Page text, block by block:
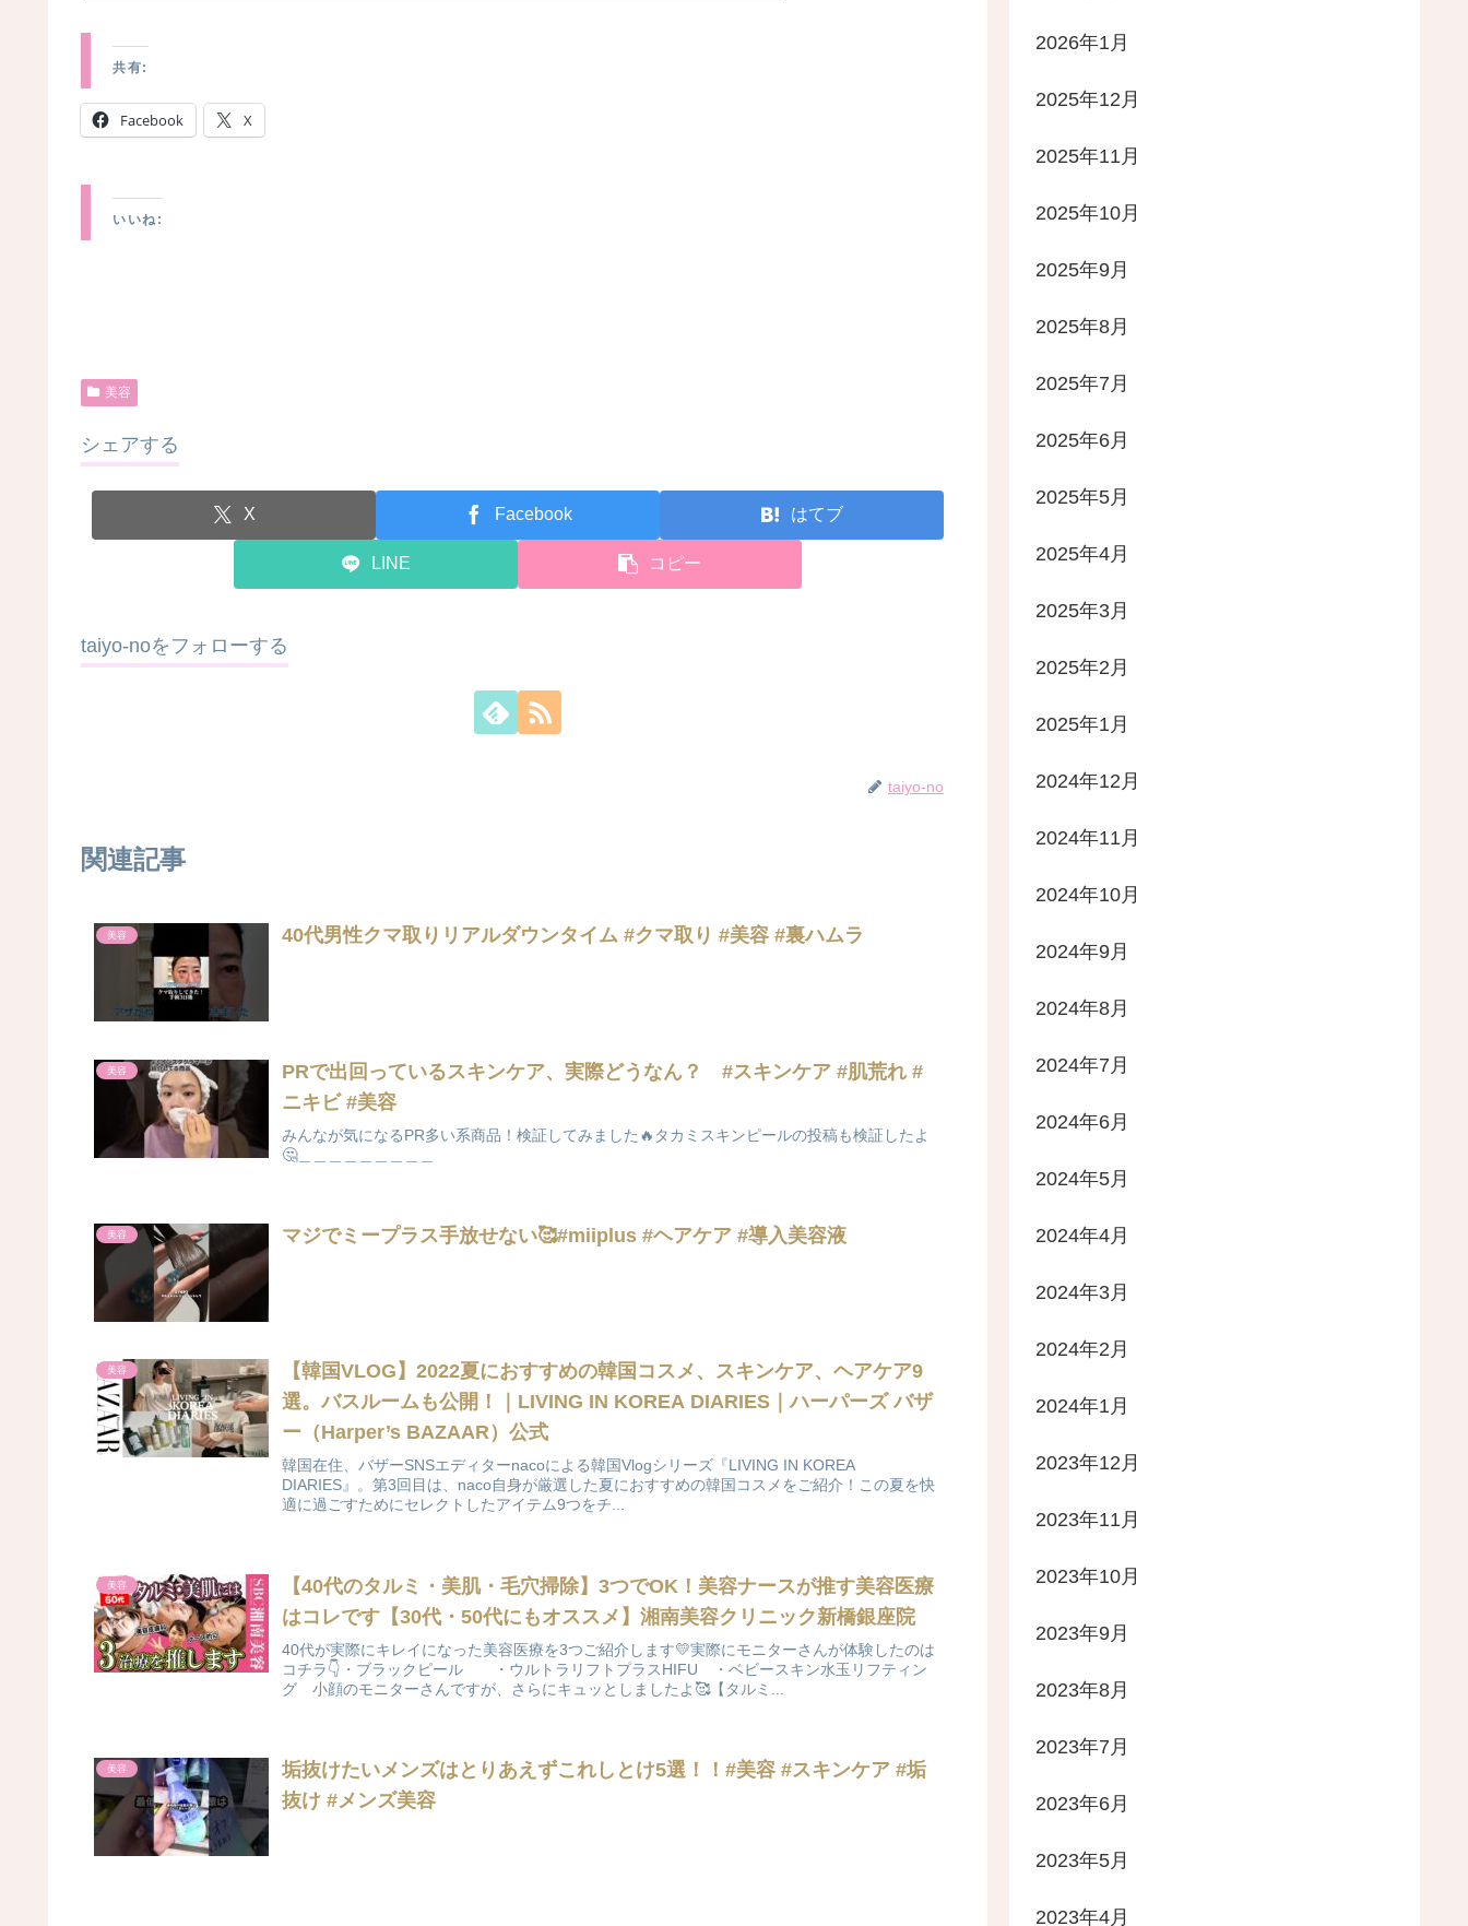
共有:
Facebook X
いいね:
美容
シェアする
X Facebook はてブ
LINE コピー
taiyo-noをフォローする
taiyo-no
関連記事
美容 40代男性クマ取りリアルダウンタイム #クマ取り #美容 #裏ハムラ
美容
PRで出回っているスキンケア、実際どうなん？ #スキンケア #肌荒れ #
ニキビ #美容
みんなが気になるPR多い系商品！検証してみました🔥タカミスキンピールの投稿も検証したよ
🤔＿＿＿＿＿＿＿＿＿
美容 マジでミープラス手放せない🥰#miiplus #ヘアケア #導入美容液
美容
【韓国VLOG】2022夏におすすめの韓国コスメ、スキンケア、ヘアケア9
選。バスルームも公開！｜LIVING IN KOREA DIARIES｜ハーパーズ バザ
ー（Harper’s BAZAAR）公式
韓国在住、バザーSNSエディターnacoによる韓国Vlogシリーズ『LIVING IN KOREA
DIARIES』。第3回目は、naco自身が厳選した夏におすすめの韓国コスメをご紹介！この夏を快
適に過ごすためにセレクトしたアイテム9つをチ...
美容
【40代のタルミ・美肌・毛穴掃除】3つでOK！美容ナースが推す美容医療
はコレです【30代・50代にもオススメ】湘南美容クリニック新橋銀座院
40代が実際にキレイになった美容医療を3つご紹介します💛実際にモニターさんが体験したのは
コチラ👇・ブラックピール ・ウルトラリフトプラスHIFU ・ベビースキン水玉リフティン
グ 小顔のモニターさんですが、さらにキュッとしましたよ🥰【タルミ...
美容
垢抜けたいメンズはとりあえずこれしとけ5選！！#美容 #スキンケア #垢
抜け #メンズ美容
2026年1月
2025年12月
2025年11月
2025年10月
2025年9月
2025年8月
2025年7月
2025年6月
2025年5月
2025年4月
2025年3月
2025年2月
2025年1月
2024年12月
2024年11月
2024年10月
2024年9月
2024年8月
2024年7月
2024年6月
2024年5月
2024年4月
2024年3月
2024年2月
2024年1月
2023年12月
2023年11月
2023年10月
2023年9月
2023年8月
2023年7月
2023年6月
2023年5月
2023年4月